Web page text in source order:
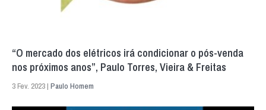
“O mercado dos elétricos irá condicionar o pós-venda
nos próximos anos”, Paulo Torres, Vieira & Freitas
3 Fev. 2023 | Paulo Homem